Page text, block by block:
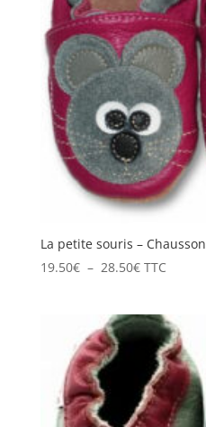
La petite souris –
19.50€ – 28.50€Plage
19.50€
28.50€
TTC